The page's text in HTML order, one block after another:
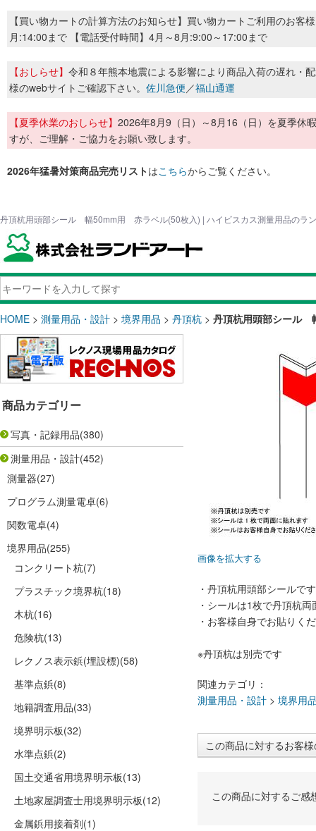
【買い物カートの計算方法のお知らせ】買い物カートご利用のお客
月:14:00まで 【電話受付時間】4月～8月:9:00～17:00まで
【おしらせ】 令和８年熊本地震による影響により商品入荷の遅れ・
様のwebサイトご確認下さい。 佐川急便／福山通運
【夏季休業のおしらせ】 2026年8月9（日）～8月16（日）を夏季休
すが、ご理解・ご協力をお願い致します。
2026年猛暑対策商品完売リストはこちらからご覧ください。
丹頂杭用頭部シール 幅50mm用 赤ラベル(50枚入) | ハイビスカス測量用品のラ
HOME > 測量用品・設計 > 境界用品 > 丹頂杭 > 丹頂杭用頭部シール
商品カテゴリー
写真・記録用品(380)
測量用品・設計(452)
測量器(27)
プログラム測量電卓(6)
関数電卓(4)
境界用品(255)
コンクリート杭(7)
プラスチック境界杭(18)
木杭(16)
危険杭(13)
レクノス表示鋲(埋設標)(58)
基準点鋲(8)
地籍調査用品(33)
境界明示板(32)
水準点鋲(2)
国土交通省用境界明示板(13)
土地家屋調査士用境界明示板(12)
金属鋲用接着剤(1)
画像を拡大する
・丹頂杭用頭部シールです
・シールは1枚で丹頂杭
・お客様自身でお貼りく
※丹頂杭は別売です
関連カテゴリ：
測量用品・設計 > 境界用
この商品に対するお客
この商品に対するご感